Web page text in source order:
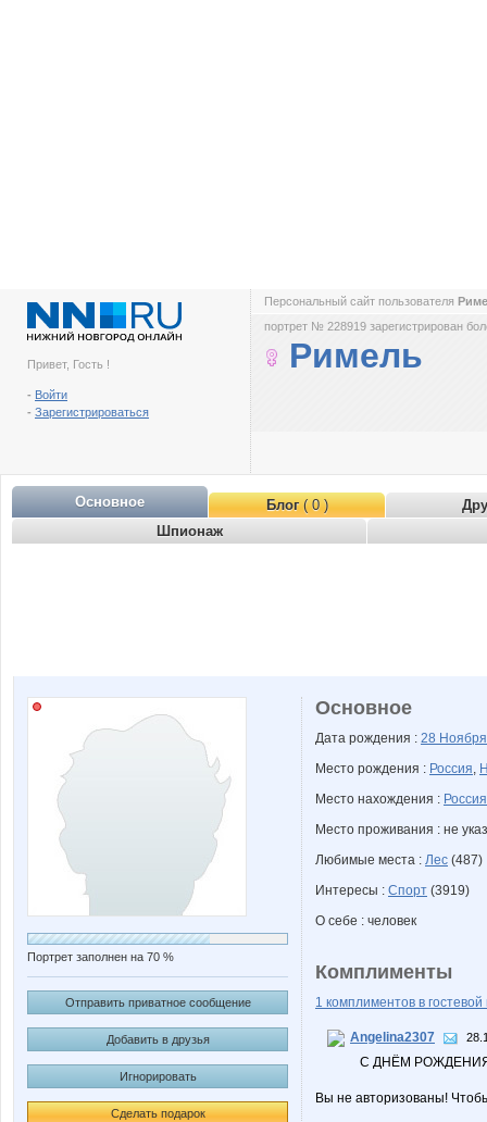
Привет, Гость !
- Войти
- Зарегистрироваться
Персональный сайт пользователя
портрет № 228919 зарегистрирован
Римель
Основное Блог( 0 )
Шпионаж
Портрет заполнен на 70 %
Отправить приватное сообщение
Добавить в друзья
Игнорировать
Сделать подарок
Основное
Дата рождения : 28
Место рождения : Россия,
Место нахождения : Россия
Место проживания : не
Любимые места : Лес (487)
Интересы : Спорт (3919)
О себе : человек
Комплименты
1 комплиментов в гостевой
Angelina2307
С ДНЁМ
Вы не авторизованы!